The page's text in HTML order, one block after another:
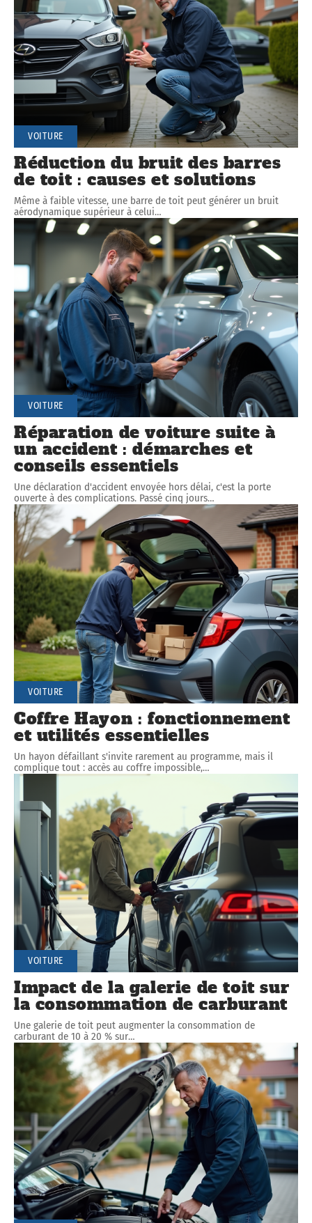
VOITURE
Réduction du bruit des barres
de toit : causes et solutions
Même à faible vitesse, une barre de toit peut générer un bruit
aérodynamique supérieur à celui…
VOITURE
Réparation de voiture suite à
un accident : démarches et
conseils essentiels
Une déclaration d'accident envoyée hors délai, c'est la porte
ouverte à des complications. Passé cinq jours…
VOITURE
Coffre Hayon : fonctionnement
et utilités essentielles
Un hayon défaillant s'invite rarement au programme, mais il
complique tout : accès au coffre impossible,…
VOITURE
Impact de la galerie de toit sur
la consommation de carburant
Une galerie de toit peut augmenter la consommation de
carburant de 10 à 20 % sur…